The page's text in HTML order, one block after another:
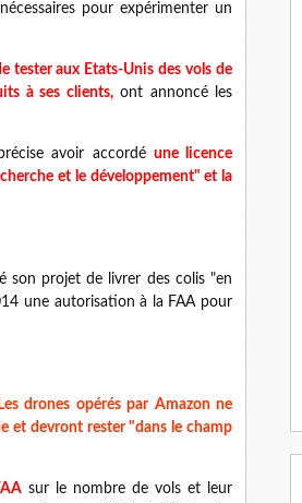
pour expérimenter un
tester aux Etats-Unis des vols de
à ses clients,ont annoncé les
avoir accordé une licence
et le développement" et la
son projet de livrer des colis "en
une autorisation à la FAA pour
Les drones opérés par Amazon ne
et devront rester "dans le champ
sur le nombre de vols et leur